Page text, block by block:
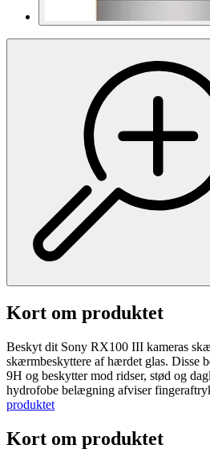
Kort om produktet
Beskyt dit Sony RX100 III kameras
skærmbeskyttere af hærdet glas. Disse
9H og beskytter mod ridser, stød og
hydrofobe belægning afviser
produktet
Kort om produktet